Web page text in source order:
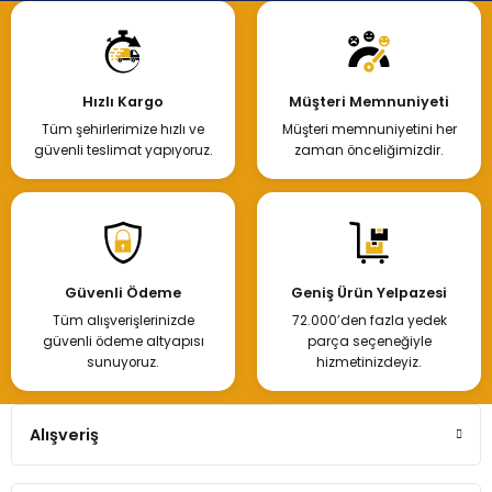
Hızlı Kargo
Tüm şehirlerimize hızlı ve
güvenli teslimat yapıyoruz.
Müşteri Memnuniyeti
Müşteri memnuniyetini her
zaman önceliğimizdir.
Güvenli Ödeme
Tüm alışverişlerinizde
güvenli ödeme altyapısı
sunuyoruz.
Geniş Ürün Yelpazesi
72.000’den fazla yedek
parça seçeneğiyle
hizmetinizdeyiz.
Alışveriş